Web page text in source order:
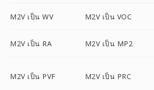
M2V เป็น WV M2V เป็น VOC
M2V เป็น RA M2V เป็น MP2
M2V เป็น PVF M2V เป็น PRC